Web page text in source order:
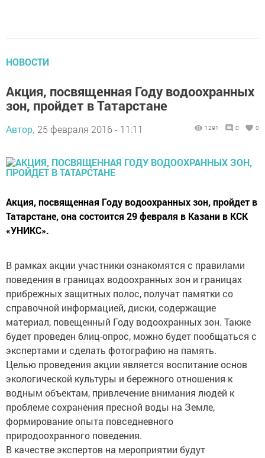
НОВОСТИ
Акция, посвященная Году водоохранных
зон, пройдет в Татарстане
Автор, 25 февраля 2016 - 11:11 1291 0 0
Акция, посвященная Году водоохранных зон, пройдет в
Татарстане, она состоится 29 февраля в Казани в КСК
«УНИКС».
В рамках акции участники ознакомятся с правилами
поведения в границах водоохранных зон и границах
прибрежных защитных полос, получат памятки со
справочной информацией, диски, содержащие
материал, повещенный Году водоохранных зон. Также
будет проведен блиц-опрос, можно будет пообщаться с
экспертами и сделать фотографию на память.
Целью проведения акции является воспитание основ
экологической культуры и бережного отношения к
водным объектам, привлечение внимания людей к
проблеме сохранения пресной воды на Земле,
формирование опыта повседневного
природоохранного поведения.
В качестве экспертов на мероприятии будут